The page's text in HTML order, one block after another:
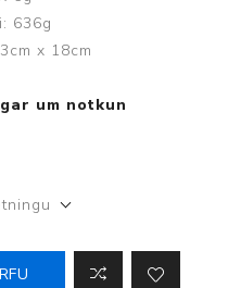
636g
x 18cm
um notkun